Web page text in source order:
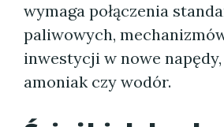
wymaga połączenia
paliwowych,
inwestycji w nowe
amoniak czy wodór.